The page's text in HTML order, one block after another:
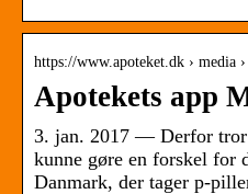
https://www.apoteket.dk › media
Apotekets app
3. jan. 2017 — Derfor tror
kunne gøre en forskel for
Danmark, der tager p-